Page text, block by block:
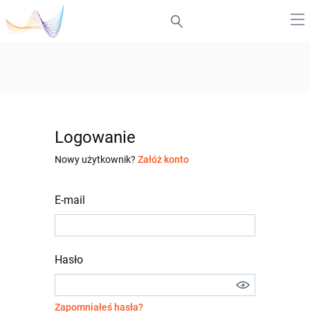
Logowanie
Nowy użytkownik? Załóż konto
E-mail
Hasło
Zapomniałeś hasła?